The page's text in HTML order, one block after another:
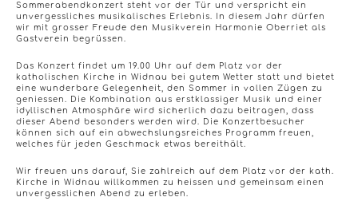
Sommerabendkonzert steht vor der Tür und verspricht ein
unvergessliches musikalisches Erlebnis. In diesem Jahr dürfen
wir mit grosser Freude den Musikverein Harmonie Oberriet als
Gastverein begrüssen.
Das Konzert findet um 19.00 Uhr auf dem Platz vor der
katholischen Kirche in Widnau bei gutem Wetter statt und bietet
eine wunderbare Gelegenheit, den Sommer in vollen Zügen zu
geniessen. Die Kombination aus erstklassiger Musik und einer
idyllischen Atmosphäre wird sicherlich dazu beitragen, dass
dieser Abend besonders werden wird. Die Konzertbesucher
können sich auf ein abwechslungsreiches Programm freuen,
welches für jeden Geschmack etwas bereithält.
Wir freuen uns darauf, Sie zahlreich auf dem Platz vor der kath.
Kirche in Widnau willkommen zu heissen und gemeinsam einen
unvergesslichen Abend zu erleben.